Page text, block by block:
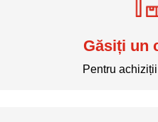
Găsiți un
Pentru